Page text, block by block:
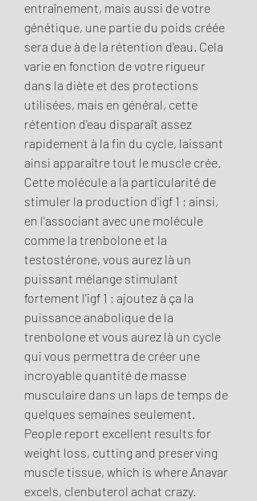
entraînement, mais aussi de votre
génétique, une partie du poids créée
sera due à de la rétention d'eau. Cela
varie en fonction de votre rigueur
dans la diète et des protections
utilisées, mais en général, cette
rétention d'eau disparaît assez
rapidement à la fin du cycle, laissant
ainsi apparaître tout le muscle crée.
Cette molécule a la particularité de
stimuler la production d'igf 1 ; ainsi,
en l'associant avec une molécule
comme la trenbolone et la
testostérone, vous aurez là un
puissant mélange stimulant
fortement l'igf 1 ; ajoutez à ça la
puissance anabolique de la
trenbolone et vous aurez là un cycle
qui vous permettra de créer une
incroyable quantité de masse
musculaire dans un laps de temps de
quelques semaines seulement.
People report excellent results for
weight loss, cutting and preserving
muscle tissue, which is where Anavar
excels, clenbuterol achat crazy.